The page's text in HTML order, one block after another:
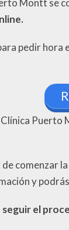
Montt se
pedir hora
Puerto
comenzar
y
seguir el